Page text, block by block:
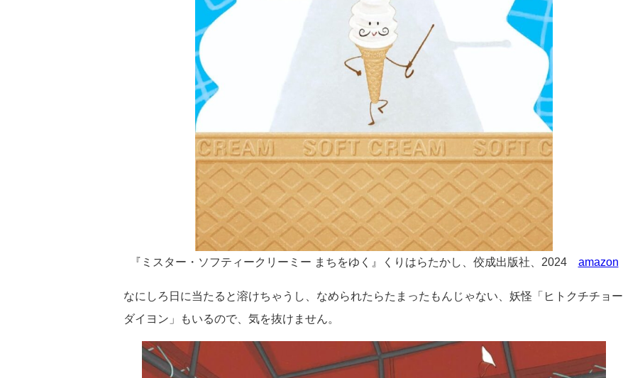
『ミスター・ソフティークリーミー まちをゆく』くりはらたかし、佼成出版社、2024 amazon
なにしろ日に当たると溶けちゃうし、なめられたらたまったもんじゃない、妖怪「ヒトクチチョー
ダイヨン」もいるので、気を抜けません。